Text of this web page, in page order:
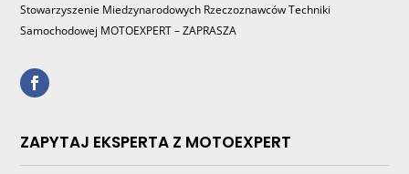
Stowarzyszenie Miedzynarodowych Rzeczoznawców Techniki
Samochodowej MOTOEXPERT – ZAPRASZA
ZAPYTAJ EKSPERTA Z MOTOEXPERT